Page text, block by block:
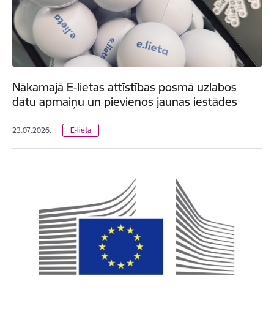
Nākamajā E-lietas attīstības posmā uzlabos
datu apmaiņu un pievienos jaunas iestādes
23.07.2026. E-lieta